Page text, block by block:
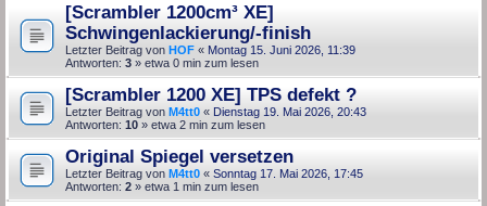
[Scrambler 1200cm³ XE]
Schwingenlackierung/-finish
Letzter Beitrag von HOF « Montag 15. Juni 2026, 11:39
Antworten: 3 » etwa 0 min zum lesen
[Scrambler 1200 XE] TPS defekt ?
Letzter Beitrag von M4tt0 « Dienstag 19. Mai 2026, 20:43
Antworten: 10 » etwa 2 min zum lesen
Original Spiegel versetzen
Letzter Beitrag von M4tt0 « Sonntag 17. Mai 2026, 17:45
Antworten: 2 » etwa 1 min zum lesen